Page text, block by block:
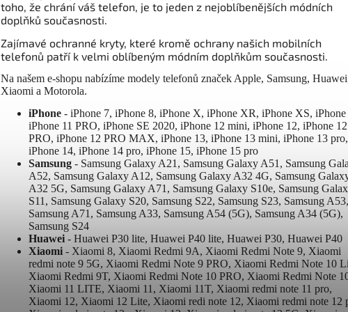
toho, že chrání váš telefon, je to jeden z nejoblíbenějších módních
doplňků současnosti.
Zajímavé ochranné kryty, které kromě ochrany našich mobilních
telefonů patří k velmi oblíbeným módním doplňkům současnosti.
Na našem e-shopu nabízíme modely telefonů značek Apple, Samsung,
Xiaomi a Motorola.
iPhone - iPhone 7, iPhone 8, iPhone X, iPhone XR, iPhone XS, iPhone
iPhone 11 PRO, iPhone SE 2020, iPhone 12 mini, iPhone 12, iPhone 12
PRO, iPhone 12 PRO MAX, iPhone 13, iPhone 13 mini, iPhone 13 pro,
iPhone 14, iPhone 14 pro, iPhone 15, iPhone 15 pro
Samsung - Samsung Galaxy A21, Samsung Galaxy A51, Samsung
A52, Samsung Galaxy A12, Samsung Galaxy A32 4G, Samsung
A32 5G, Samsung Galaxy A71, Samsung Galaxy S10e, Samsung
S11, Samsung Galaxy S20, Samsung S22, Samsung S23, Samsung A53,
Samsung A71, Samsung A33, Samsung A54 (5G), Samsung A34 (5G),
Samsung S24
Huawei - Huawei P30 lite, Huawei P40 lite, Huawei P30, Huawei P40
Xiaomi - Xiaomi 8, Xiaomi Redmi 9A, Xiaomi Redmi Note 9, Xiaomi
redmi note 9 5G, Xiaomi Redmi Note 9 PRO, Xiaomi Redmi Note 10
Xiaomi Redmi 9T, Xiaomi Redmi Note 10 PRO, Xiaomi Redmi Note
Xiaomi 11 LITE, Xiaomi 11, Xiaomi 11T, Xiaomi redmi note 11 pro,
Xiaomi 12, Xiaomi 12 Lite, Xiaomi redi note 12, Xiaomi redmi note 12